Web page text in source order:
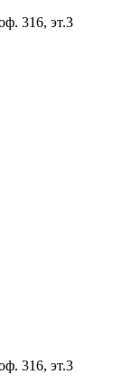
316, эт.3
316, эт.3